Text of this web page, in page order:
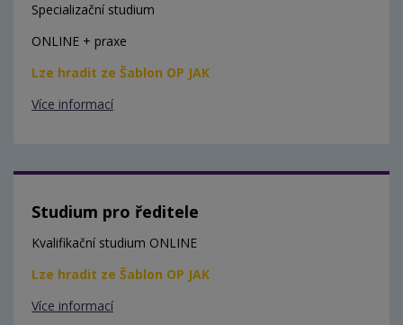
Specializační studium
ONLINE + praxe
Lze hradit ze Šablon OP JAK
Více informací
Studium pro ředitele
Kvalifikační studium ONLINE
Lze hradit ze Šablon OP JAK
Více informací